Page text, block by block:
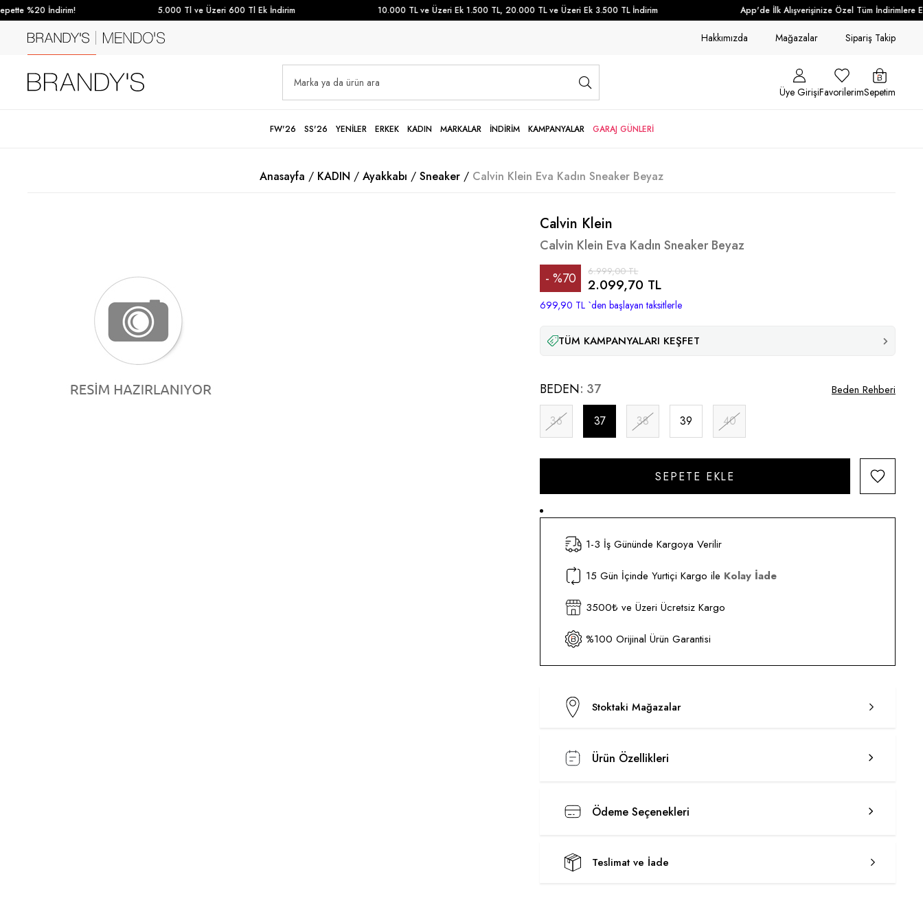
%20 İndirim! 5.000 Tl ve Üzeri 600 Tl Ek İndirim 10.000 TL ve Üzeri Ek 1.500 TL, 20.000 TL ve Üzeri Ek 3.500 TL İndirim App'de İlk Alışverişinize Özel Tüm İndirimlere Ek
Hakkımızda Mağazalar Sipariş Takip
Üye GirişiFavorilerimSepetim
FW'26 SS'26 YENİLER ERKEK KADIN MARKALAR İNDİRİM KAMPANYALAR GARAJ GÜNLERİ
Anasayfa KADIN Ayakkabı Sneaker Calvin Klein Eva Kadın Sneaker Beyaz
Calvin Klein
Calvin Klein Eva Kadın Sneaker Beyaz
%70
İndirim
6.999,00 TL
2.099,70 TL
699,90 TL `den başlayan taksitlerle
TÜM KAMPANYALARI KEŞFET
BEDEN 37
36 37 38 39 40
Beden Rehberi
1-3 İş Gününde Kargoya Verilir
15 Gün İçinde Yurtiçi Kargo ile Kolay İade
3500₺ ve Üzeri Ücretsiz Kargo
%100 Orijinal Ürün Garantisi
Stoktaki Mağazalar
Ürün Özellikleri
Ödeme Seçenekleri
Teslimat ve İade